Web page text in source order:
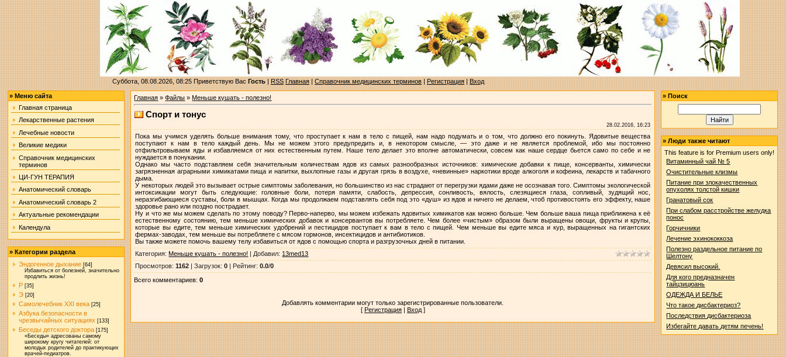
Суббота, 08.08.2026, 08:25Приветствую Вас Гость|RSS Главная|Справочник медицинских терминов|Регистрация|Вход
»Меню сайта
Главная страница
Лекарственные растения
Лечебные новости
Великие медики
Справочник медицинских
терминов
ЦИ-ГУН ТЕРАПИЯ
Анатомический словарь
Анатомический словарь 2
Актуальные рекомендации
Календула
»Категории раздела
Эндогенное дыхание [64]
Избавиться от болезней, значительно
продлить жизнь!
Р [35]
Э [20]
Самолечебник XXI века [25]
Азбука безопасности в
чрезвычайных ситуациях [133]
Беседы детского доктора [175]
«Беседы» адресованы самому
широкому кругу читателей: от
молодых родителей до практикующих
врачей-педиатров.
Главная »Файлы »Меньше кушать - полезно!
Спорт и тонус
28.02.2016, 16:23
Пока мы учимся уделять больше внимания тому, что проступает к нам в тело с пищей, нам надо подумать и о том, что должно его покинуть. Ядовитые вещества
поступают к нам в тело каждый день. Мы не можем этого предупредить и, в некотором смысле, — это даже и не является проблемой, ибо мы постоянно
отфильтровываем яды и избавляемся от них естественным путем. Наше тело делает это вполне автоматически, совсем как наше сердце бьется само по себе и не
нуждается в понукании.
Однако мы часто подставляем себя значительным количествам ядов из самых разнообразных источников: химические добавки к пище, консерванты, химически
загрязненная аграрными химикатами пища и напитки, выхлопные газы и другая грязь в воздухе, «невинные» наркотики вроде алкоголя и кофеина, лекарств и табачного
дыма.
У некоторых людей это вызывает острые симптомы заболевания, но большинство из нас страдают от перегрузки ядами даже не осознавая того. Симптомы экологической
интоксикации могут быть следующие: головные боли, потеря памяти, слабость, депрессия, сонливость, вялость, слезящиеся глаза, сопливый, зудящий нос,
неразгибающиеся суставы, боли в мышцах. Когда мы продолжаем подставлять себя под это «душ» из ядов и ничего не делаем, чтоб противостоять его эффекту, наше
здоровье рано или поздно пострадает.
Ну и что же мы можем сделать по этому поводу? Перво-наперво, мы можем избежать ядовитых химикатов как можно больше. Чем больше ваша пища приближена к её
естественному состоянию, тем меньше химических добавок и консервантов вы потребляете. Чем более «чистым» образом были выращены овощи, фрукты и крупы,
которые вы едите, тем меньше химических удобрений и пестицидов поступает к вам в тело с пищей. Чем меньше вы едите мяса и кур, выращенных на гигантских
фермах-заводах, тем меньше вы потребляете с мясом гормонов, инсектицидов и антибиотиков.
Вы также можете помочь вашему телу избавиться от ядов с помощью спорта и разгрузочных дней в питании.
Категория:Меньше кушать - полезно! | Добавил: 13med13
Просмотров:1162 |Загрузок:0 | Рейтинг:0.0/0
Всего комментариев:0
Добавлять комментарии могут только зарегистрированные пользователи.
[ Регистрация| Вход]
»Поиск
»Люди также читают
This feature is for Premium users only!
Витаминный чай № 5
Очистительные клизмы
Питание при злокачественных
опухолях толстой кишки
Гранатовый сок
При слабом расстройстве желудка
понос
Горчичники
Лечение эхинококкоза
Полезно раздельное питание по
Шелтону
Девясил высокий.
Для кого предназначен
тайцзицюань
ОДЕЖДА И БЕЛЬЕ
Что такое дисбактериоз?
Последствия дисбактериоза
Избегайте давать детям печень!